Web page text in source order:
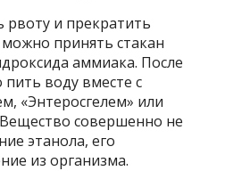
и прекратить
принять стакан
аммиака. После
воду вместе с
«Энтеросгелем» или
совершенно не
этанола, его
из организма.